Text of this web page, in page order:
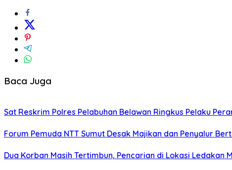
Baca Juga
Sat Reskrim Polres Pelabuhan Belawan Ringkus Pelaku
Forum Pemuda NTT Sumut Desak Majikan dan Penyalur
Dua Korban Masih Tertimbun, Pencarian di Lokasi Ledakan